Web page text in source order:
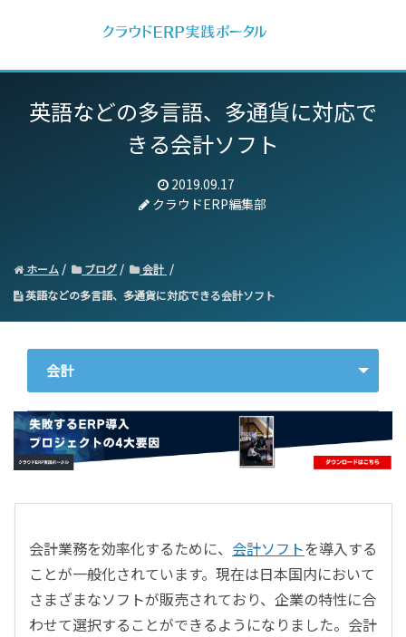
英語などの多言語、多通貨に対応で
きる会計ソフト
2019.09.17
クラウドERP編集部
ホーム ブログ
会計
英語などの多言語、多通貨に対応できる会計ソフト
会計
ERP
会計
CRM／営業支援／Eコマース
DX（2025年の崖）／クラウドコンピューティング
データ分析／BI
ガバナンス／リスク管理
会計業務を効率化するために、 会計ソフトを導入する
ことが一般化されています。現在は日本国内において
さまざまなソフトが販売されており、企業の特性に合
わせて選択することができるようになりました。会計